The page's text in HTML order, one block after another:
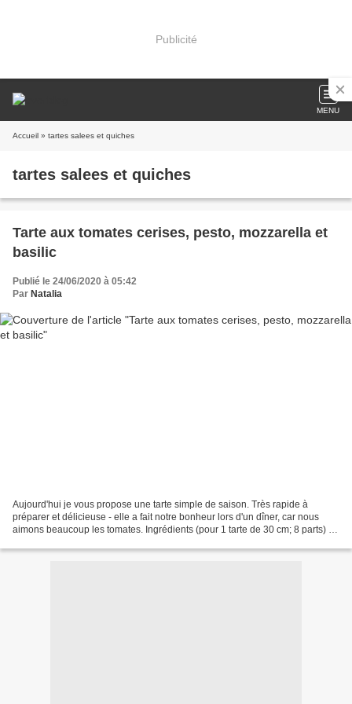
Publicité
MENU
Accueil » tartes salees et quiches
tartes salees et quiches
Tarte aux tomates cerises, pesto, mozzarella et
basilic
Publié le 24/06/2020 à 05:42
Par Natalia
Aujourd'hui je vous propose une tarte simple de saison. Très rapide à
préparer et délicieuse - elle a fait notre bonheur lors d'un dîner, car nous
aimons beaucoup les tomates. Ingrédients (pour 1 tarte de 30 cm; 8 parts) : 1